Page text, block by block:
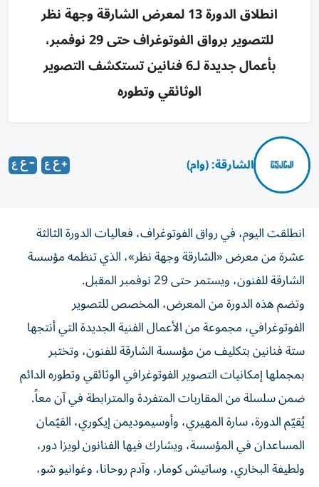
انطلاق الدورة 13 لمعرض الشارقة وجهة نظر
للتصوير برواق الفوتوغراف حتى 29 نوفمبر،
بأعمال جديدة لـ6 فنانين تستكشف التصوير
الوثائقي وتطوره
الشارقة: (وام)
انطلقت اليوم، في رواق الفوتوغراف، فعاليات الدورة الثالثة
عشرة من معرض «الشارقة وجهة نظر»، الذي تنظمه مؤسسة
الشارقة للفنون، ويستمر حتى 29 نوفمبر المقبل.
وتضم هذه الدورة من المعرض، المخصص للتصوير
الفوتوغرافي، مجموعة من الأعمال الفنية الجديدة التي أنتجها
ستة فنانين بتكليف من مؤسسة الشارقة للفنون، وتختبر
بمجملها إمكانيات التصوير الفوتوغرافي الوثائقي وتطوره الدائم
ضمن سلسلة من المقاربات المتفردة والمترابطة في آن معاً.
يُقيّم الدورة، سارة المهيري، وأوسيموديمن إيكوري، القيّمان
المساعدان في المؤسسة، ويشارك فيها الفنانون لويزا دور،
ولطيفة البخاري، وساتيش كومار، وآدم روحانا، وغوانيو شو،